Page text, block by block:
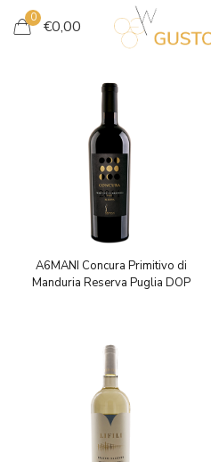
0 €0,00
A6MANI Concura Primitivo di
Manduria Reserva Puglia DOP